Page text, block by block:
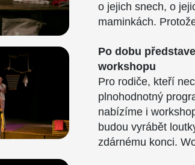
o jejich snech, o
maminkách.
Po dobu
workshopu
Pro rodiče, kteří
plnohodnotný
nabízíme i
budou vyrábět
zdárnému konci.